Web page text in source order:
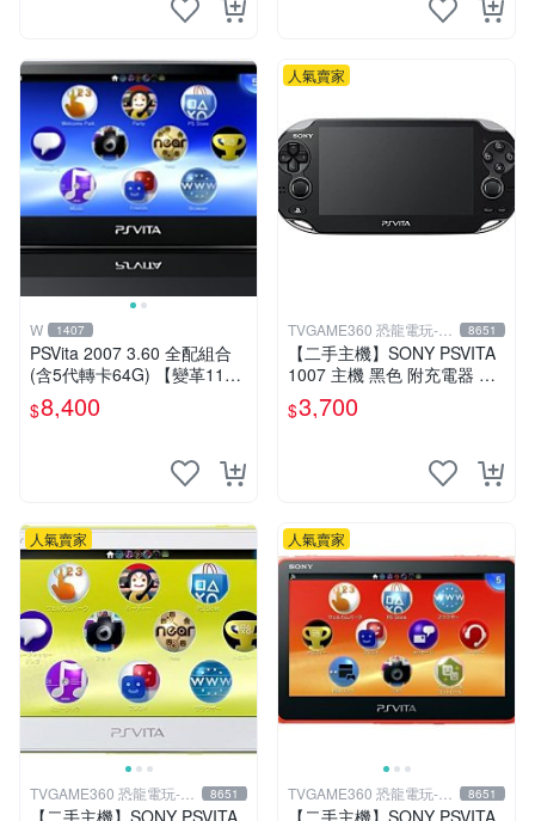
W 1407
PSVita 2007 3.60 全配組合
(含5代轉卡64G) 【變革11】
破解改好 + 水晶殼 + 硬殼包
$8,400
人氣賣家
TVGAME360 恐龍電玩-台
中店
8651
【二手主機】SONY PSVITA
1007 主機 黑色 附充電器 US
B傳輸線 PS VITA PSV【台中
恐龍電玩】
$3,700
人氣賣家
TVGAME360 恐龍電玩-台
中店
8651
人氣賣家
TVGAME360 恐龍電玩-台
中店
8651